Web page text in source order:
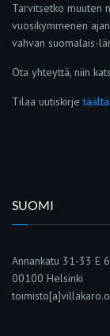
Tarvitsetko muuten
vuosikymmenen
vahvan suomalais-
Ota yhteyttä, niin
Tilaa uutiskirjetäältä
SUOMI
Annankatu 31-33 E
00100 Helsinki